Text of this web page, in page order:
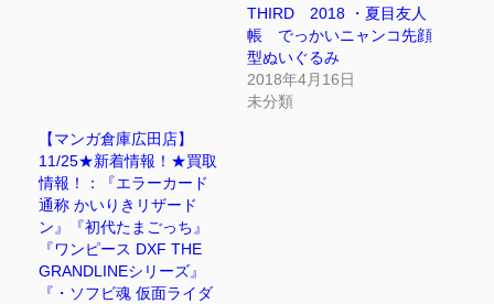
THIRD 2018 ・夏目友人
帳 でっかいニャンコ先顔
型ぬいぐるみ
2018年4月16日
未分類
【マンガ倉庫広田店】
11/25★新着情報！★買取
情報！：『エラーカード
通称 かいりきリザード
ン』『初代たまごっち』
『ワンピース DXF THE
GRANDLINEシリーズ』
『・ソフビ魂 仮面ライダ